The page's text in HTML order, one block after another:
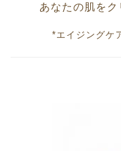
あなたの肌をク
*エイジングケ